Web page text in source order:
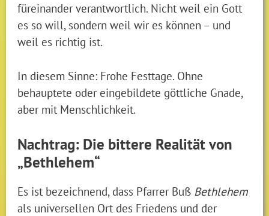
füreinander verantwortlich. Nicht weil ein Gott
es so will, sondern weil wir es können – und
weil es richtig ist.
In diesem Sinne: Frohe Festtage. Ohne
behauptete oder eingebildete göttliche Gnade,
aber mit Menschlichkeit.
Nachtrag: Die bittere Realität von
„Bethlehem“
Es ist bezeichnend, dass Pfarrer Buß Bethlehem
als universellen Ort des Friedens und der